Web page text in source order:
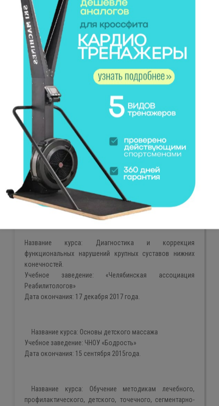
в состоянии здоровья (Адаптивная физическая культура)
Учебное заведение:
Колледж «Базовый медицинский
колледж», г. Челябинск
Дата окончания:
- 2018
Специальность:
Учебное заведение: ГБУ ДПО «ЧОЦДПОЗС»
Челябинск
Дата окончания:
Специальность:
Медицинский массаж
КУРСЫ И ТРЕНИНГИ
Название курса:Кинезиотейпирование. Базовый курс.
Учебное заведение:
Челябинская Ассоциация
Реабилитологов
15 января 2017 года.
Название курса:
Диагностика и коррекция
функциональных нарушений крупных суставов нижних
конечностей.
Учебное заведение: «Челябинская ассоциация
Реабилитологов»
Дата окончания: 17 декабря 2017 года.
Название курса: Основы детского массажа
Учебное заведение: ЧНОУ «Бодрость»
Дата окончания: 15 сентября 2015года.
Название курса:
Обучение методикам лечебного,
профилактического, детского, точечного, сегментарно-